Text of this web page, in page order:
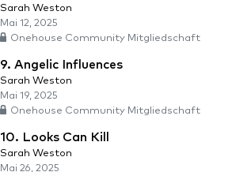
Sarah Weston
Mai 12, 2025
Onehouse Community Mitgliedschaft
9. Angelic Influences
Sarah Weston
Mai 19, 2025
Onehouse Community Mitgliedschaft
10. Looks Can Kill
Sarah Weston
Mai 26, 2025